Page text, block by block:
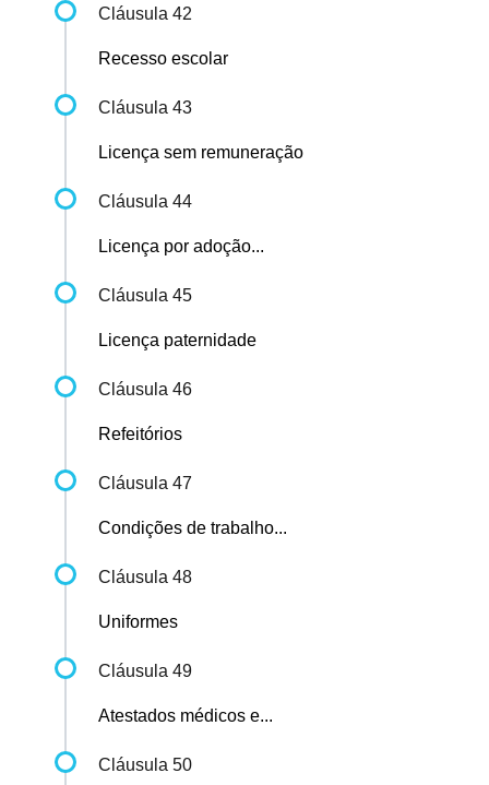
Cláusula 42
Recesso escolar
Cláusula 43
Licença sem remuneração
Cláusula 44
Licença por adoção...
Cláusula 45
Licença paternidade
Cláusula 46
Refeitórios
Cláusula 47
Condições de trabalho...
Cláusula 48
Uniformes
Cláusula 49
Atestados médicos e...
Cláusula 50